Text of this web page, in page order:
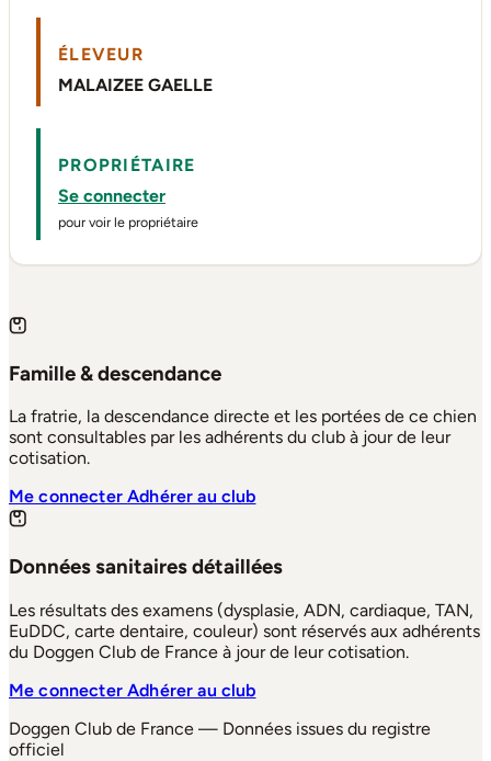
ÉLEVEUR
MALAIZEE GAELLE
PROPRIÉTAIRE
Se connecter
pour voir le propriétaire
Famille & descendance
La fratrie, la descendance directe et les portées de ce chien
sont consultables par les adhérents du club à jour de leur
cotisation.
Me connecterAdhérer au club
Données sanitaires détaillées
Les résultats des examens (dysplasie, ADN, cardiaque, TAN,
EuDDC, carte dentaire, couleur) sont réservés aux adhérents
du Doggen Club de France à jour de leur cotisation.
Me connecterAdhérer au club
Doggen Club de France — Données issues du registre
officiel